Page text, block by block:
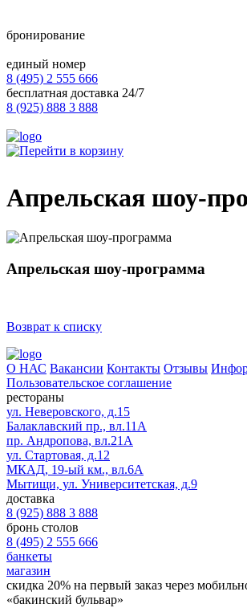
бронирование
единый номер
8 (495) 2 555 666
бесплатная доставка 24/7
8 (925) 888 3 888
Апрельская шоу-
Апрельская шоу-программа
Возврат к списку
О НАС Вакансии Контакты Отзывы
Пользовательское соглашение
рестораны
ул. Неверовского, д.15
Балаклавский пр., вл.11А
пр. Андропова, вл.21А
ул. Стартовая, д.12
МКАД, 19-ый км., вл.6А
Мытищи, ул. Университетская, д.9
доставка
8 (925) 888 3 888
бронь столов
8 (495) 2 555 666
банкеты
магазин
скидка 20% на первый заказ через
«бакинский бульвар»